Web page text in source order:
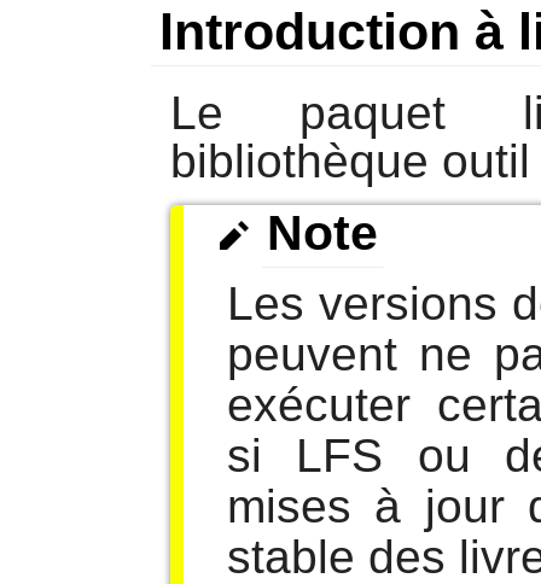
Introduction à
Le paquet
bibliothèque
Note
Les versions
peuvent ne
exécuter
si LFS ou
mises à jour
stable des